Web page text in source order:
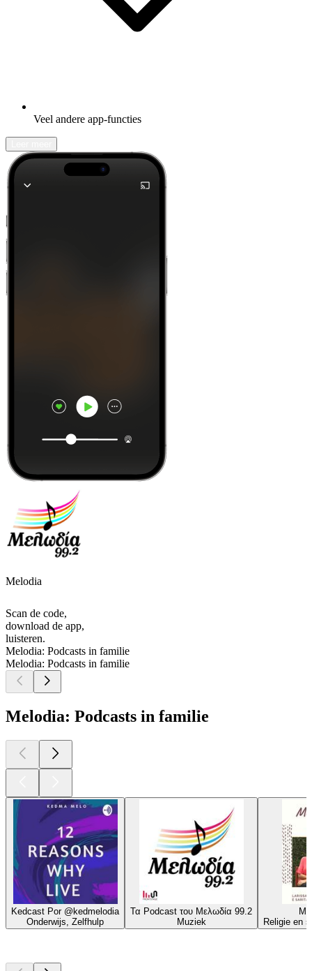
Veel andere app-functies
Melodia
Scan de code,
download de app,
luisteren.
Melodia: Podcasts in familie
Melodia: Podcasts in familie
Melodia: Podcasts in familie
Kedcast Por @kedmelodia
Onderwijs, Zelfhulp
Τα Podcast του Μελωδία 99.2
Muziek
Religie en